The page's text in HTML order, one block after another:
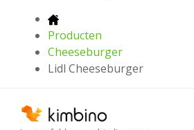
Producten
Cheeseburger
Lidl Cheeseburger